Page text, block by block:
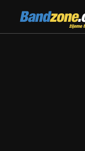
Bandzone.cz
žijeme hudbou